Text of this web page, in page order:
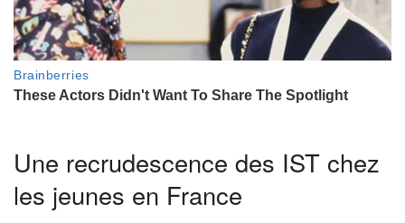
Une recrudescence des IST chez
les jeunes en France